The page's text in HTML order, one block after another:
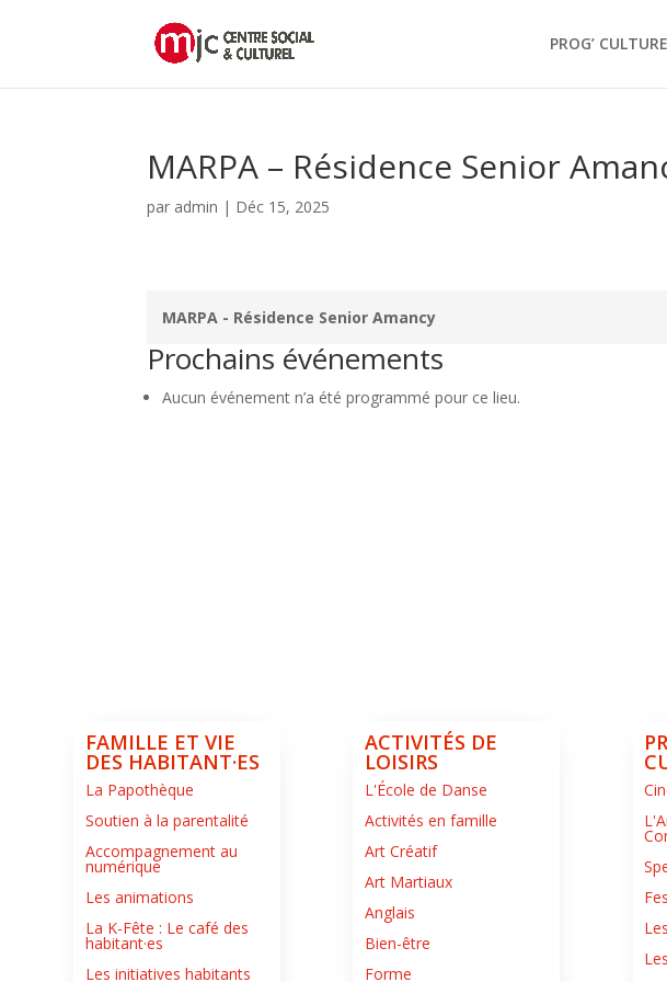
PROG’
MARPA – Résidence Senior
par admin | Déc 15, 2025
MARPA - Résidence Senior Amancy
Prochains événements
Aucun événement n’a été programmé pour ce lieu.
FAMILLE ET VIE
DES HABITANT·ES
La Papothèque
Soutien à la parentalité
Accompagnement au
numérique
Les animations
La K-Fête : Le café des
habitant·es
Les initiatives habitants
ACTIVITÉS DE
LOISIRS
L'École de Danse
Activités en famille
Art Créatif
Art Martiaux
Anglais
Bien-être
Forme